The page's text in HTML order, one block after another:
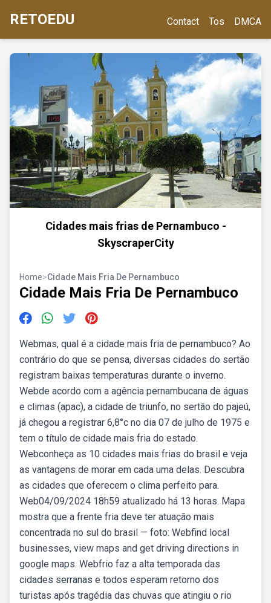
RETOEDU Contact Tos DMCA
Cidades mais frias de Pernambuco -
SkyscraperCity
Home>Cidade Mais Fria De Pernambuco
Cidade Mais Fria De Pernambuco
Webmas, qual é a cidade mais fria de pernambuco? Ao
contrário do que se pensa, diversas cidades do sertão
registram baixas temperaturas durante o inverno.
Webde acordo com a agência pernambucana de águas
e climas (apac), a cidade de triunfo, no sertão do pajeú,
já chegou a registrar 6,8°c no dia 07 de julho de 1975 e
tem o título de cidade mais fria do estado.
Webconheça as 10 cidades mais frias do brasil e veja
as vantagens de morar em cada uma delas. Descubra
as cidades que oferecem o clima perfeito para.
Web04/09/2024 18h59 atualizado há 13 horas. Mapa
mostra que a frente fria deve ter atuação mais
concentrada no sul do brasil — foto: Webfind local
businesses, view maps and get driving directions in
google maps. Webfrio faz a alta temporada das
cidades serranas e todos esperam retorno dos
turistas após tragédia das chuvas que atingiu o rio